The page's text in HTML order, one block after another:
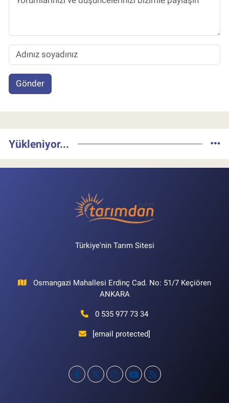
Gönder
Yükleniyor...
Türkiye'nin Tarım Sitesi
Osmangazi Mahallesi Erdinç Cad. No: 51/7 Keçiören
ANKARA
0 535 977 73 34
[email protected]